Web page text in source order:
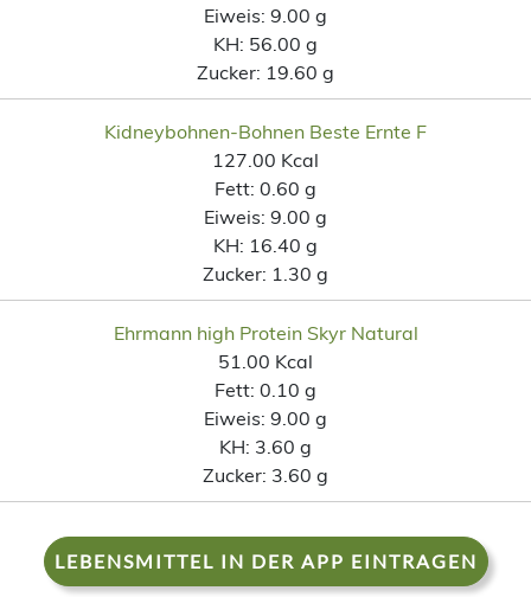
Eiweis: 9.00 g
KH: 56.00 g
Zucker: 19.60 g
Kidneybohnen-Bohnen Beste Ernte F
127.00 Kcal
Fett: 0.60 g
Eiweis: 9.00 g
KH: 16.40 g
Zucker: 1.30 g
Ehrmann high Protein Skyr Natural
51.00 Kcal
Fett: 0.10 g
Eiweis: 9.00 g
KH: 3.60 g
Zucker: 3.60 g
LEBENSMITTEL IN DER APP EINTRAGEN